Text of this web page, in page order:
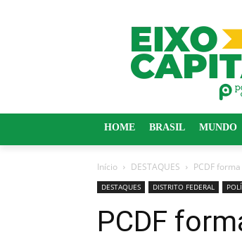
HOME BRASIL MUNDO
Início DESTAQUES PCDF
DESTAQUES DISTRITO FEDERAL
PCDF